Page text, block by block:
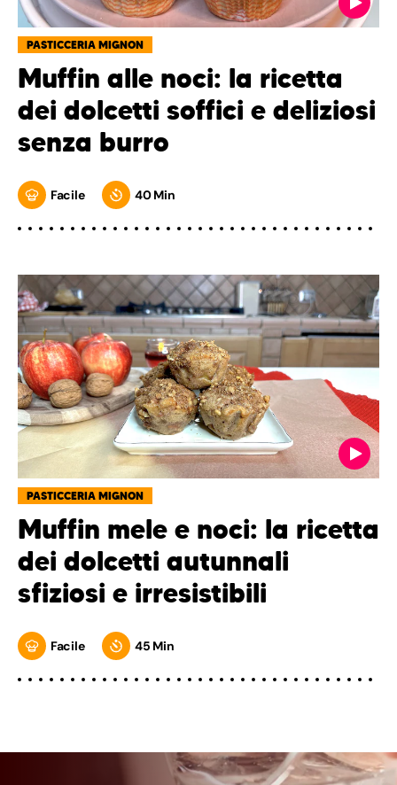
PASTICCERIA MIGNON
Muffin alle noci: la ricetta
dei dolcetti soffici e deliziosi
senza burro
Facile 40 Min
PASTICCERIA MIGNON
Muffin mele e noci: la ricetta
dei dolcetti autunnali
sfiziosi e irresistibili
Facile 45 Min